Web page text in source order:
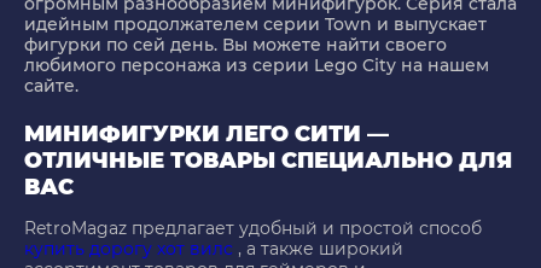
идейным продолжателем серии Town и выпускает
фигурки по сей день. Вы можете найти своего
любимого персонажа из серии Lego City на нашем
сайте.
МИНИФИГУРКИ ЛЕГО СИТИ —
ОТЛИЧНЫЕ ТОВАРЫ СПЕЦИАЛЬНО ДЛЯ
ВАС
RetroMagaz предлагает удобный и простой способ
купить дорогу хот вилс , а также широкий